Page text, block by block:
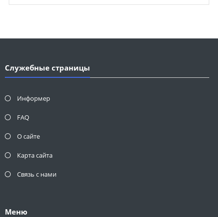
Служебные страницы
Информер
FAQ
О сайте
Карта сайта
Связь с нами
Меню